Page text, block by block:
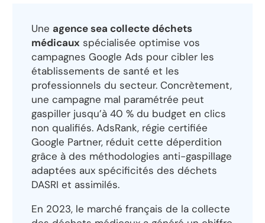
Une agence sea collecte déchets
médicaux spécialisée optimise vos
campagnes Google Ads pour cibler les
établissements de santé et les
professionnels du secteur. Concrètement,
une campagne mal paramétrée peut
gaspiller jusqu’à 40 % du budget en clics
non qualifiés. AdsRank, régie certifiée
Google Partner, réduit cette déperdition
grâce à des méthodologies anti-gaspillage
adaptées aux spécificités des déchets
DASRI et assimilés.
En 2023, le marché français de la collecte